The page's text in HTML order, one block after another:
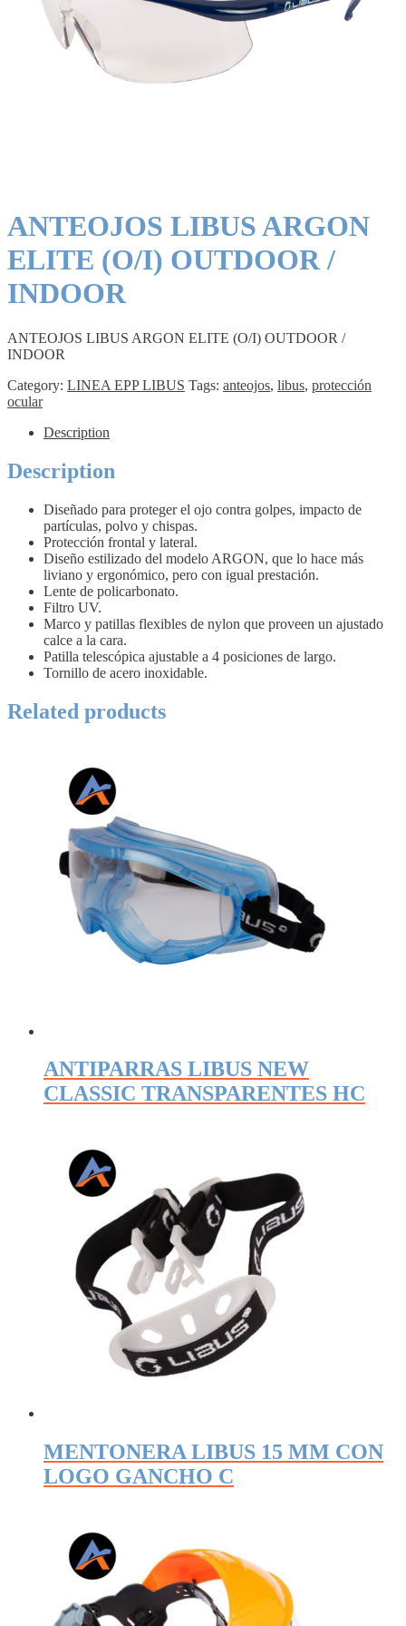
ANTEOJOS LIBUS ARGON
ELITE (O/I) OUTDOOR /
INDOOR
ANTEOJOS LIBUS ARGON ELITE (O/I) OUTDOOR /
INDOOR
Category: LINEA EPP LIBUS Tags: anteojos, libus, protección
ocular
Description
Description
Diseñado para proteger el ojo contra golpes, impacto de
partículas, polvo y chispas.
Protección frontal y lateral.
Diseño estilizado del modelo ARGON, que lo hace más
liviano y ergonómico, pero con igual prestación.
Lente de policarbonato.
Filtro UV.
Marco y patillas flexibles de nylon que proveen un ajustado
calce a la cara.
Patilla telescópica ajustable a 4 posiciones de largo.
Tornillo de acero inoxidable.
Related products
ANTIPARRAS LIBUS NEW
CLASSIC TRANSPARENTES HC
MENTONERA LIBUS 15 MM CON
LOGO GANCHO C